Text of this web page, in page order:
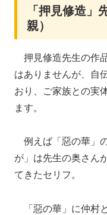
「押見修造
親）
押見修造先生の作
はありませんが、自
おり、ご家族との実
ます。
例えば「惡の華」
が」は先生の奥さん
てきたセリフ。
「惡の華」に仲